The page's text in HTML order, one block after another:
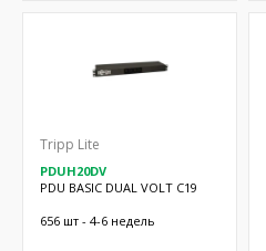
Tripp Lite
PDUH20DV
PDU BASIC DUAL VOLT C19
656 шт - 4-6 недель